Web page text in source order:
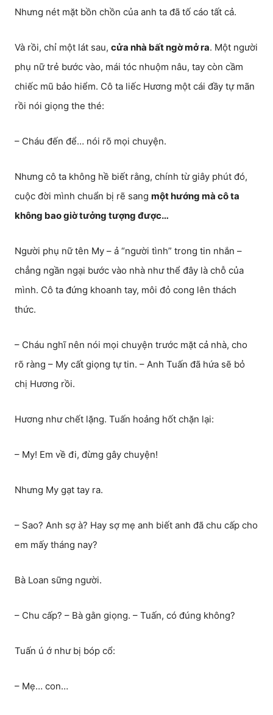
Nhưng nét mặt bồn chồn của anh ta đã tố cáo tất cả.
Và rồi, chỉ một lát sau, cửa nhà bất ngờ mở ra. Một người
phụ nữ trẻ bước vào, mái tóc nhuộm nâu, tay còn cầm
chiếc mũ bảo hiểm. Cô ta liếc Hương một cái đầy tự mãn
rồi nói giọng the thé:
– Cháu đến để… nói rõ mọi chuyện.
Nhưng cô ta không hề biết rằng, chính từ giây phút đó,
cuộc đời mình chuẩn bị rẽ sang một hướng mà cô ta
không bao giờ tưởng tượng được…
Người phụ nữ tên My – ả “người tình” trong tin nhắn –
chẳng ngần ngại bước vào nhà như thể đây là chỗ của
mình. Cô ta đứng khoanh tay, môi đỏ cong lên thách
thức.
– Cháu nghĩ nên nói mọi chuyện trước mặt cả nhà, cho
rõ ràng – My cất giọng tự tin. – Anh Tuấn đã hứa sẽ bỏ
chị Hương rồi.
Hương như chết lặng. Tuấn hoảng hốt chặn lại:
– My! Em về đi, đừng gây chuyện!
Nhưng My gạt tay ra.
– Sao? Anh sợ à? Hay sợ mẹ anh biết anh đã chu cấp cho
em mấy tháng nay?
Bà Loan sững người.
– Chu cấp? – Bà gằn giọng. – Tuấn, có đúng không?
Tuấn ú ớ như bị bóp cổ:
– Mẹ… con…